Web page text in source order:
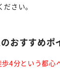
さい。
おすすめポ
4分という都心